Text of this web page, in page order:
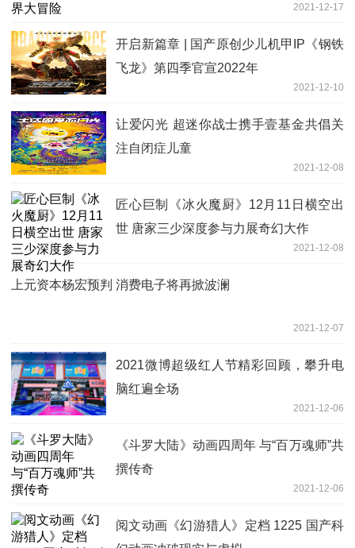
2021-12-17
开启新篇章 | 国产原创少儿机甲IP《钢铁
飞龙》第四季官宣2022年
2021-12-10
让爱闪光 超迷你战士携手壹基金共倡关
注自闭症儿童
2021-12-08
匠心巨制《冰火魔厨》12月11日横空出
世 唐家三少深度参与力展奇幻大作
2021-12-08
上元资本杨宏预判 消费电子将再掀波澜
2021-12-07
2021微博超级红人节精彩回顾，攀升电
脑红遍全场
2021-12-06
《斗罗大陆》动画四周年 与“百万魂师”共
撰传奇
2021-12-06
阅文动画《幻游猎人》定档 1225 国产科